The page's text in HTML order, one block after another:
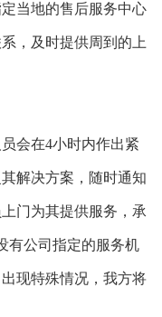
当地的售后服务中心
，及时提供周到的上
会在4小时内作出紧
解决方案，随时通知
门为其提供服务，承
有公司指定的服务机
现特殊情况，我方将